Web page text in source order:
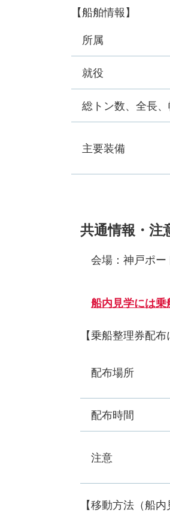
【船舶情報】
所属
就役
総トン数、全長、
主要装備
共通情報・注
会場：神戸ポー
船内見学には乗
【乗船整理券配布
配布場所
配布時間
注意
【移動方法（船